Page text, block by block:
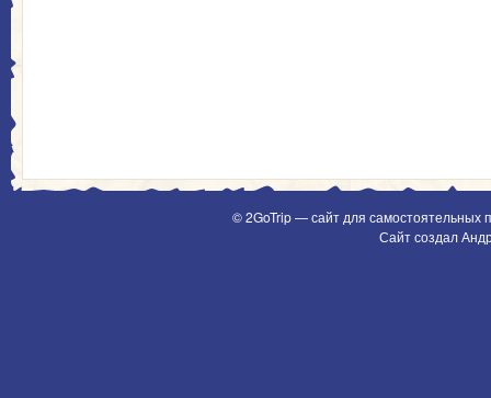
© 2GoTrip — сайт для самостоятельных
Сайт создал